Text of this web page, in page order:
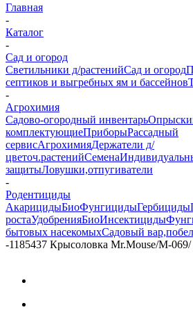
Главная
-
Каталог
-
Сад и огород
Светильники д/растенийСад и огород
септиков и выгребных ям и бассейнов
-
Агрохимия
Садово-огородный инвентарь
комплектующиеПриборыРассадный
сервисАгрохимияДержатели д/
цветоч.растенийСемена
защитыЛовушки,отпугиватели
-
Родентициды
АкарицидыБиоФунгицидыГербициды
ростаУдобренияБиоИнсектициды
бытовых насекомыхСадовый
-1185437 Крысоловка Mr.Mouse/М-069/